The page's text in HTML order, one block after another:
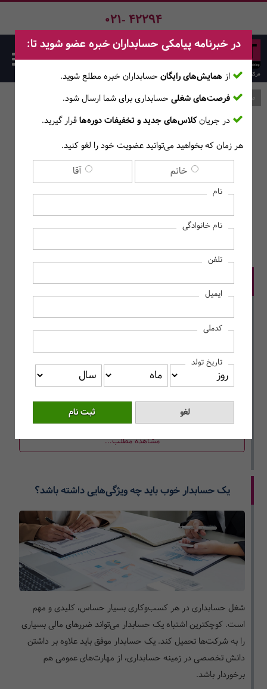
021- 42294
وبلاگ
صفحه اصلی وبلاگ
حقوق و دستمزد 1404 چقدر است؟
خبرهای مختلفی از حقوق و دستمزد 1404 منتشر شده که در این
مطلب می‌خواهیم به برر سی آن بپردازیم.
مشاهده مطلب...
یک حسابدار خوب باید چه ویژگی‌هایی داشته باشد؟
شغل حسابداری در هر کسب‌وکاری بسیار حساس، کلیدی و مهم
است. کوچکترین اشتباه یک حسابدار می‌تواند ضررهای مالی بسیاری
را به شرکت‌ها تحمیل کند. یک حسابدار موفق باید علاوه بر داشتن
دانش تخصصی در زمینه حسابداری، از مهارت‌های عمومی هم
برخوردار باشد.
در خبرنامه پیامکی حسابداران خبره عضو شوید تا:
از همایش‌های رایگان حسابداران خبره مطلع ‎شوید.
فرصت‌های شغلی حسابداری برای شما ارسال شود.
در جریانکلاس‌های جدید و تخفیفات دوره‌هاقرار گیرید.
هر زمان که بخواهید می‌توانید عضویت خود را لغو کنید.
خانم آقا
نام
نام خانوادگی
تلفن
ایمیل
کدملی
تاریخ تولد